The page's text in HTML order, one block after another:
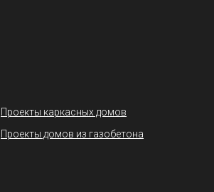
Проекты каркасных домов
Проекты домов из газобетона